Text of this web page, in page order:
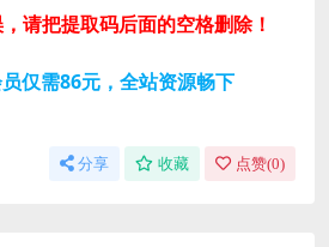
请把提取码后面的空格删除！
仅需86元，全站资源畅下
分享 收藏 点赞(0)